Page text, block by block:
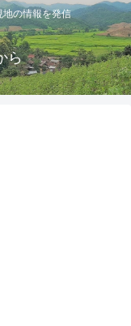
地の情報を発信
ら